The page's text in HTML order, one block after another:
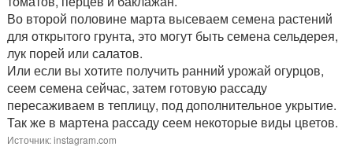
Во второй половине марта высеваем семена растений
для открытого грунта, это могут быть семена сельдерея,
лук порей или салатов.
Или если вы хотите получить ранний урожай огурцов,
сеем семена сейчас, затем готовую рассаду
пересаживаем в теплицу, под дополнительное укрытие.
Так же в мартена рассаду сеем некоторые виды цветов.
Источник: instagram.com